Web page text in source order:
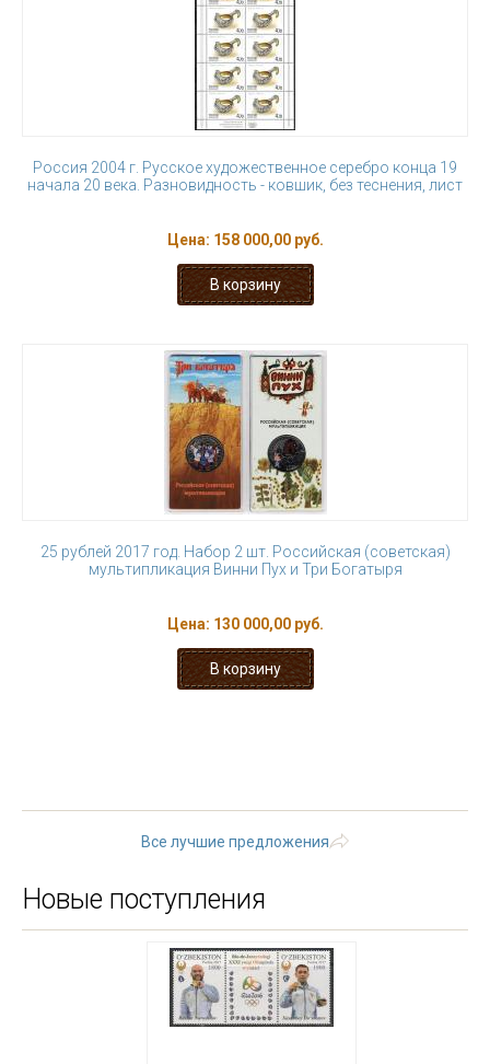
Россия 2004 г. Русское художественное серебро конца 19
начала 20 века. Разновидность - ковшик, без теснения, лист
Цена: 158 000,00 руб.
25 рублей 2017 год. Набор 2 шт. Российская (советская)
мультипликация Винни Пух и Три Богатыря
Цена: 130 000,00 руб.
Все лучшие предложения
Новые поступления